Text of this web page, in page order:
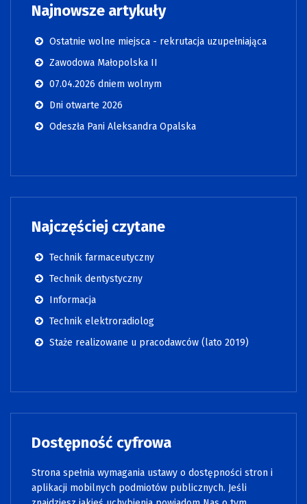
Najnowsze artykuły
Ostatnie wolne miejsca - rekrutacja uzupełniająca
Zawodowa Małopolska II
07.04.2026 dniem wolnym
Dni otwarte 2026
Odeszła Pani Aleksandra Opalska
Najczęściej czytane
Technik farmaceutyczny
Technik dentystyczny
Informacja
Technik elektroradiolog
Staże realizowane u pracodawców (lato 2019)
Dostępność cyfrowa
Strona spełnia wymagania ustawy o dostępności stron i
aplikacji mobilnych podmiotów publicznych. Jeśli